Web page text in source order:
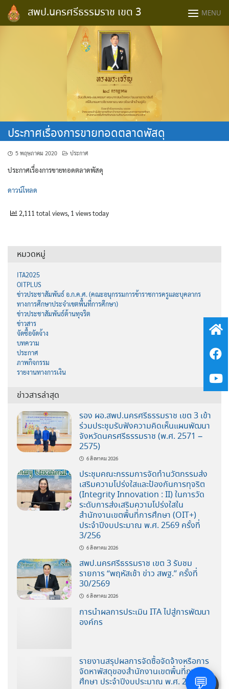
content
สพป.นครศรีธรรมราช เขต 3 MENU
ประกาศเรื่องการขายทอดตลาดพัสดุ
5 พฤษภาคม 2020 ประกาศ
ประกาศเรื่องการขายทอดตลาดพัสดุ
ดาวน์โหลด
2,111 total views, 1 views today
หมวดหมู่
ITA2025
OITPLUS
ข่าวประชาสัมพันธ์ อ.ก.ค.ศ. (คณะอนุกรรมการข้าราชการครูและบุคลากร
ทางการศึกษาประจำเขตพื้นที่การศึกษา)
ข่าวประชาสัมพันธ์ต้านทุจริต
ข่าวสาร
จัดซื้อจัดจ้าง
บทความ
ประกาศ
ภาพกิจกรรม
รายงานทางการเงิน
ข่าวสารล่าสุด
รอง ผอ.สพป.นครศรีธรรมราช เขต 3 เข้า
ร่วมประชุมรับฟังความคิดเห็นแผนพัฒนา
จังหวัดนครศรีธรรมราช (พ.ศ. 2571 –
2575)
6 สิงหาคม 2026
ประชุมคณะกรรมการจัดทำนวัตกรรมส่ง
เสริมความโปร่งใสและป้องกันการทุจริต
(Integrity Innovation : II) ในการวัด
ระดับการส่งเสริมความโปร่งใสใน
สำนักงานเขตพื้นที่การศึกษา (OIT+)
ประจำปีงบประมาณ พ.ศ. 2569 ครั้งที่
3/256
6 สิงหาคม 2026
สพป.นครศรีธรรมราช เขต 3 รับชม
รายการ “พฤหัสเช้า ข่าว สพฐ.” ครั้งที่
30/2569
6 สิงหาคม 2026
การนำผลการประเมิน ITA ไปสู่การพัฒนา
องค์กร
รายงานสรุปผลการจัดซื้อจัดจ้างหรือการ
จัดหาพัสดุของสำนักงานเขตพื้นที่การ
ศึกษา ประจำปีงบประมาณ พ.ศ. 2568🌓
💬